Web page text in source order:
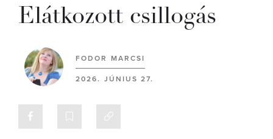
Elátkozott csillogás
FODOR MARCSI
2026. JÚNIUS 27.